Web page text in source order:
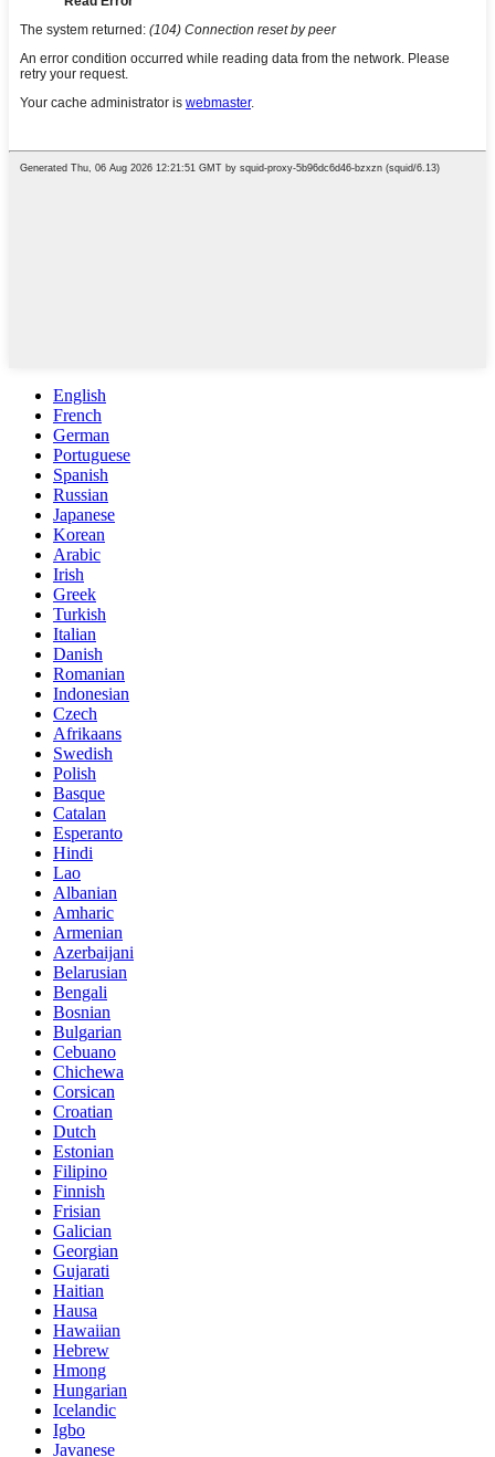
English
French
German
Portuguese
Spanish
Russian
Japanese
Korean
Arabic
Irish
Greek
Turkish
Italian
Danish
Romanian
Indonesian
Czech
Afrikaans
Swedish
Polish
Basque
Catalan
Esperanto
Hindi
Lao
Albanian
Amharic
Armenian
Azerbaijani
Belarusian
Bengali
Bosnian
Bulgarian
Cebuano
Chichewa
Corsican
Croatian
Dutch
Estonian
Filipino
Finnish
Frisian
Galician
Georgian
Gujarati
Haitian
Hausa
Hawaiian
Hebrew
Hmong
Hungarian
Icelandic
Igbo
Javanese